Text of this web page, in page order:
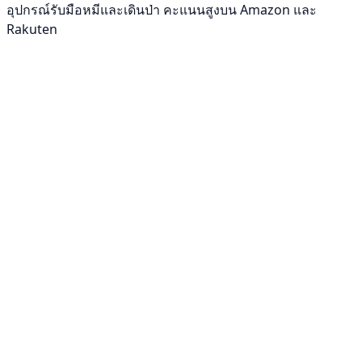
อุปกรณ์รับมือหมีและเดินป่า คะแนนสูงบน Amazon และ
Rakuten